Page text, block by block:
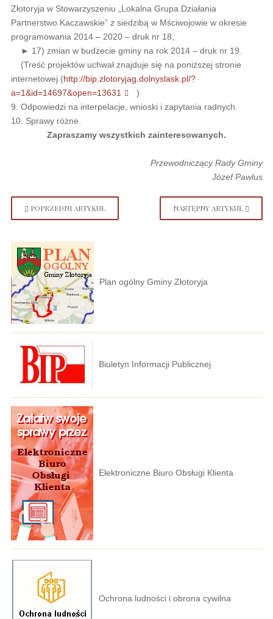
Złotoryja w Stowarzyszeniu „Lokalna Grupa Działania
Partnerstwo Kaczawskie” z siedzibą w Mściwojowie w okresie
programowania 2014 – 2020 – druk nr 18,
► 17) zmian w budżecie gminy na rok 2014 – druk nr 19.
(Treść projektów uchwał znajduje się na poniższej stronie
internetowej (http://bip.zlotoryjag.dolnyslask.pl/?
a=1&id=14697&open=13631
)
9. Odpowiedzi na interpelacje, wnioski i zapytania radnych.
10. Sprawy różne.
Zapraszamy wszystkich zainteresowanych.
Przewodniczący Rady Gminy
Józef Pawlus
POPRZEDNI ARTYKUŁ NASTĘPNY ARTYKUŁ
Plan ogólny Gminy Złotoryja
Biuletyn Informacji Publicznej
Elektroniczne Biuro Obsługi Klienta
Ochrona ludności i obrona cywilna